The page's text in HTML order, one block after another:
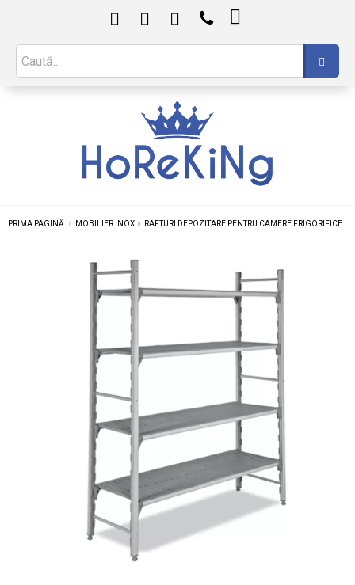

PRIMA PAGINĂ MOBILIER INOX RAFTURI DEPOZITARE PENTRU CAMERE FRIGORIFICE